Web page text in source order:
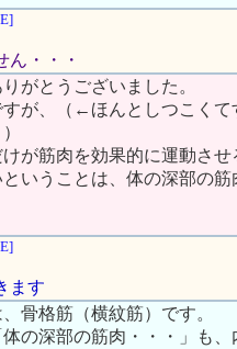
ん・・・
がとうございました。
が、（←ほんとしつこく
が筋肉を効果的に運動さ
いうことは、体の深部の
ます
骨格筋（横紋筋）です。
の深部の筋肉・・・」も